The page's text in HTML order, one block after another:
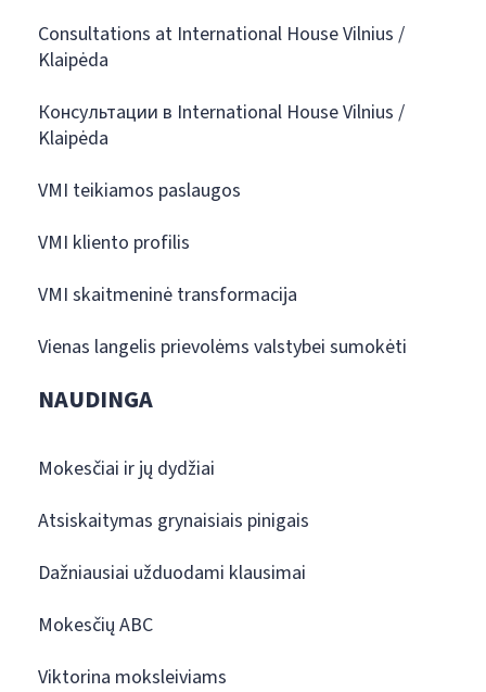
Consultations at International House Vilnius /
Klaipėda
Консультации в International House Vilnius /
Klaipėda
VMI teikiamos paslaugos
VMI kliento profilis
VMI skaitmeninė transformacija
Vienas langelis prievolėms valstybei sumokėti
NAUDINGA
Mokesčiai ir jų dydžiai
Atsiskaitymas grynaisiais pinigais
Dažniausiai užduodami klausimai
Mokesčių ABC
Viktorina moksleiviams